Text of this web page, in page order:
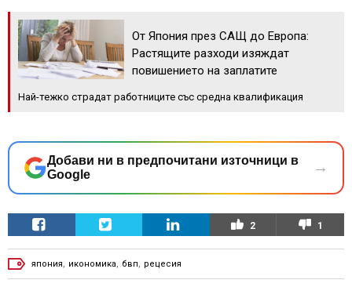
От Япония през САЩ до Европа:
Растящите разходи изяждат
повишението на заплатите
Най-тежко страдат работниците със средна квалификация
Добави ни в предпочитани източници в
Google
→
2 1
япония, икономика, бвп, рецесия